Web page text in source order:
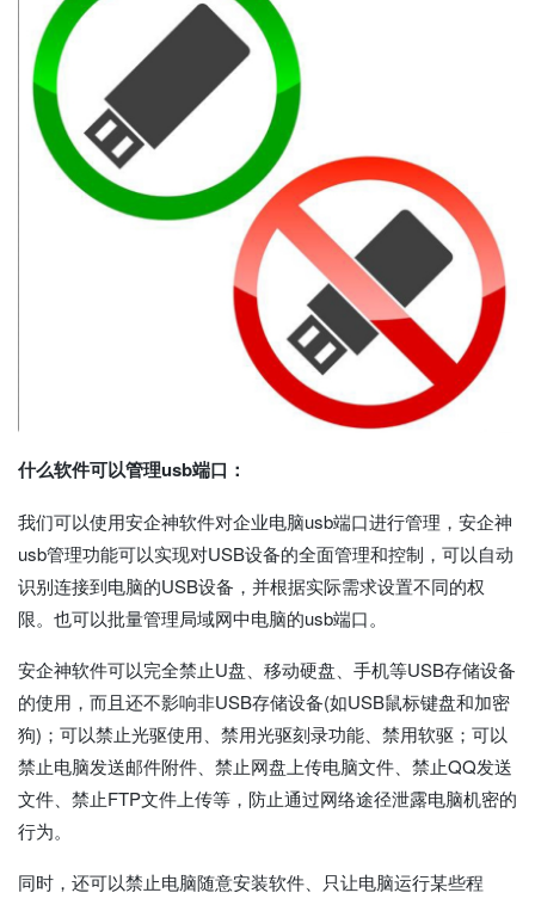
什么软件可以管理usb端口：
我们可以使用安企神软件对企业电脑usb端口进行管理，安企神
usb管理功能可以实现对USB设备的全面管理和控制，可以自动
识别连接到电脑的USB设备，并根据实际需求设置不同的权
限。也可以批量管理局域网中电脑的usb端口。
安企神软件可以完全禁止U盘、移动硬盘、手机等USB存储设备
的使用，而且还不影响非USB存储设备(如USB鼠标键盘和加密
狗)；可以禁止光驱使用、禁用光驱刻录功能、禁用软驱；可以
禁止电脑发送邮件附件、禁止网盘上传电脑文件、禁止QQ发送
文件、禁止FTP文件上传等，防止通过网络途径泄露电脑机密的
行为。
同时，还可以禁止电脑随意安装软件、只让电脑运行某些程